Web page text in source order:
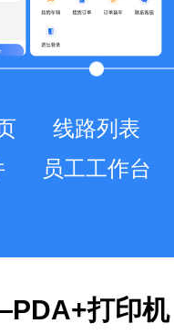
线路列表
员工工作台
打印机